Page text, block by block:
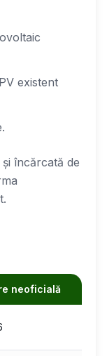
existent
încărcată de
neoficială